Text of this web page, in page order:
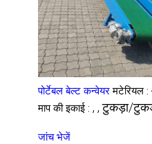
पोर्टेबल बेल्ट कन्वेयर मटेरियल :
माप की इकाई : , , टुकड़ा/
जांच भेजें